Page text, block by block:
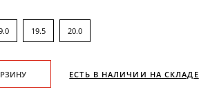
19.5 20.0
ЕСТЬ В НАЛИЧИИ НА СКЛАДЕ